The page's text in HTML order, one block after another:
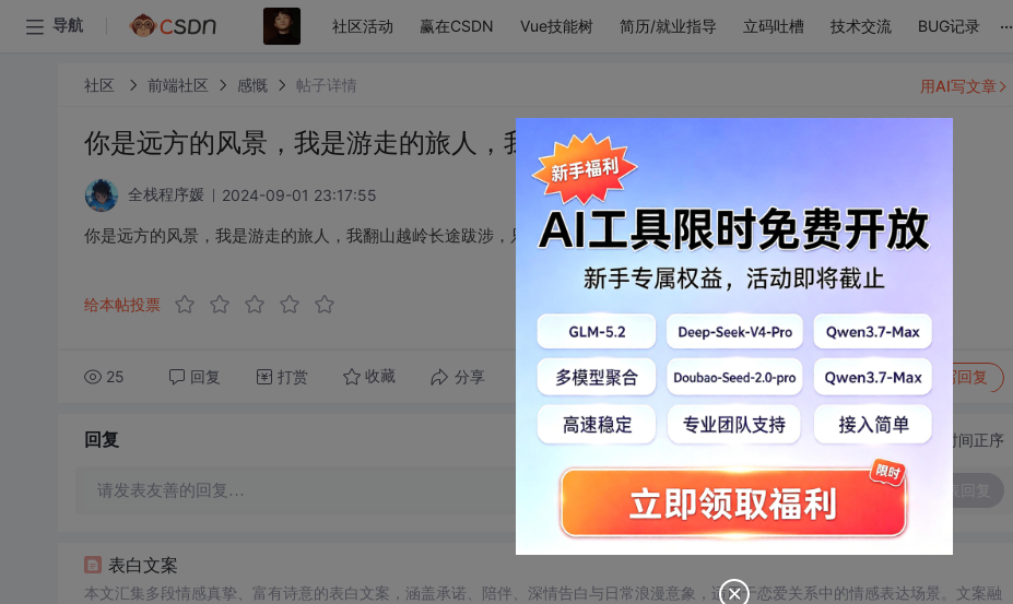
导航 社区活动 赢在CSDN Vue技能树 简历/就业指导 立码吐槽 技术交流 BUG记录 ...
社区 前端社区 感慨 帖子详情
你是远方的风景，我是游走的旅人，我翻山越岭长途跋涉，只为看你一眼
全栈程序媛 2024-09-01 23:17:55
你是远方的风景，我是游走的旅人，我翻山越岭长途跋涉，只为看你一眼
给本帖投票
25 回复 打赏 收藏 分享 转发到动态 举报 写回复
用AI写文章
回复 切换为时间正序
请发表友善的回复…
表白文案
本文汇集多段情感真挚、富有诗意的表白文案，涵盖承诺、陪伴、深情告白与日常浪漫意象，适用于恋爱关系中的情感表达场景。文案融